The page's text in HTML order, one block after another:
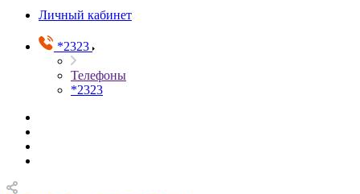
Личный кабинет
*2323
Телефоны
*2323